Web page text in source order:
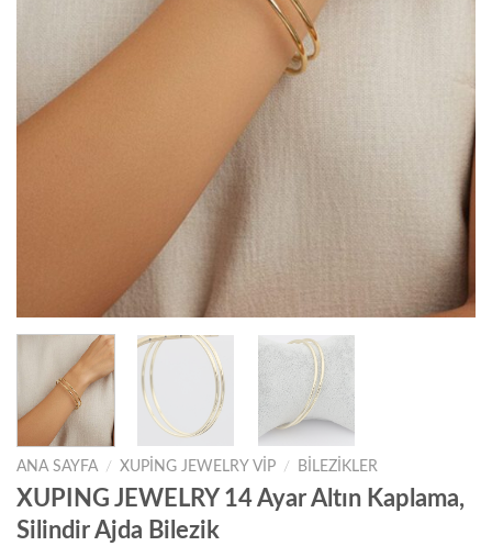
ANA SAYFA / XUPING JEWELRY VIP / BILEZIKLER
XUPING JEWELRY 14 Ayar Altın Kaplama,
Silindir Ajda Bilezik